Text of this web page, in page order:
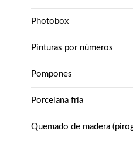
Photobox
Pinturas por números
Pompones
Porcelana fría
Quemado de madera